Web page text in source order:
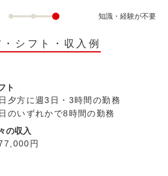
知識・経験が不要
シフト・収入例
ト
夕方に週3日・3時間の勤務
のいずれかで8時間の勤務
の収入
円